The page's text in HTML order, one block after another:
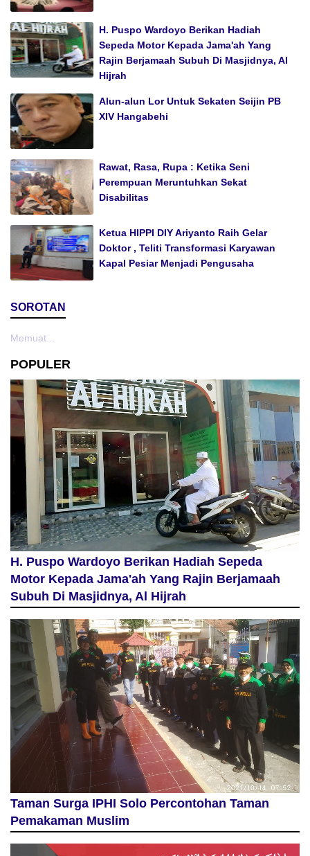
H. Puspo Wardoyo Berikan Hadiah
Sepeda Motor Kepada Jama'ah Yang
Rajin Berjamaah Subuh Di Masjidnya, Al
Hijrah
Alun-alun Lor Untuk Sekaten Seijin PB
XIV Hangabehi
Rawat, Rasa, Rupa : Ketika Seni
Perempuan Meruntuhkan Sekat
Disabilitas
Ketua HIPPI DIY Ariyanto Raih Gelar
Doktor , Teliti Transformasi Karyawan
Kapal Pesiar Menjadi Pengusaha
SOROTAN
Memuat...
POPULER
H. Puspo Wardoyo Berikan Hadiah Sepeda
Motor Kepada Jama'ah Yang Rajin Berjamaah
Subuh Di Masjidnya, Al Hijrah
Taman Surga IPHI Solo Percontohan Taman
Pemakaman Muslim